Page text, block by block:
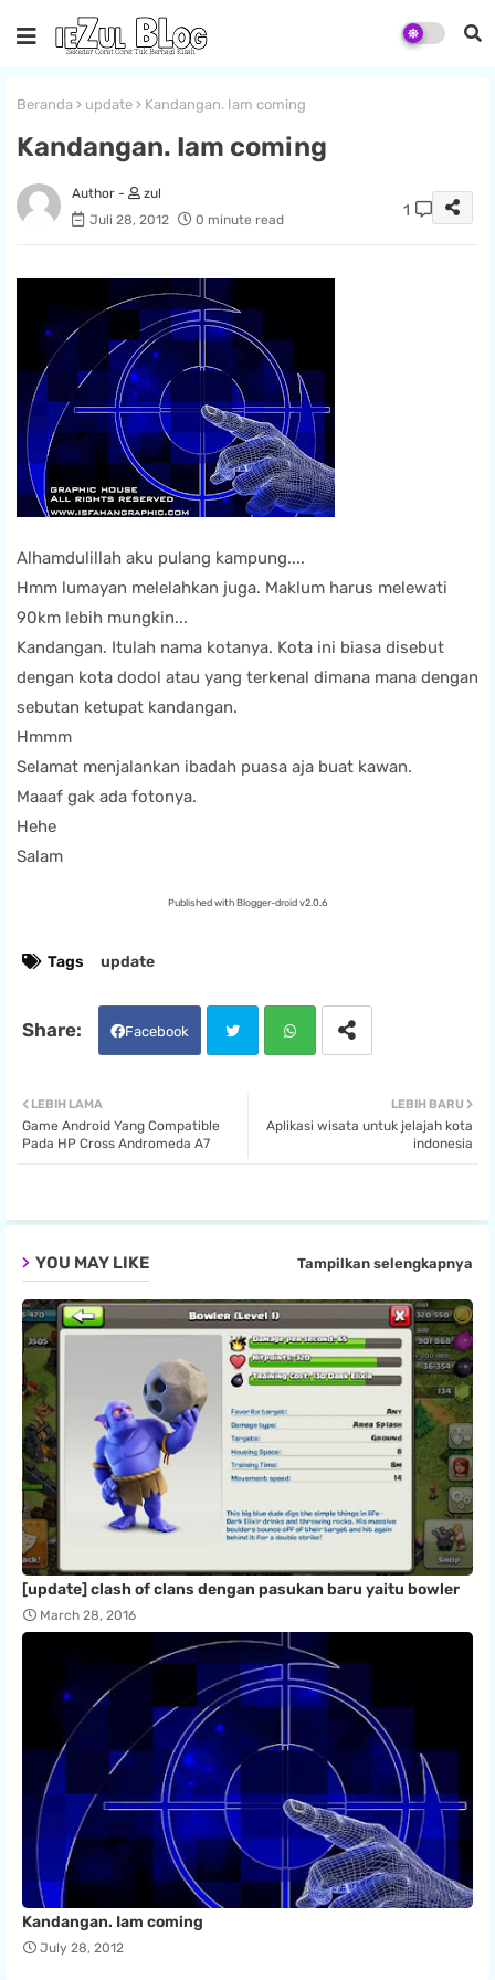
Beranda update Kandangan. Iam coming
Kandangan. Iam coming
zul
Juli 28, 2012
0 minute read
1
Alhamdulillah aku pulang kampung....
Hmm lumayan melelahkan juga. Maklum harus melewati
90km lebih mungkin...
Kandangan. Itulah nama kotanya. Kota ini biasa disebut
dengan kota dodol atau yang terkenal dimana mana dengan
sebutan ketupat kandangan.
Hmmm
Selamat menjalankan ibadah puasa aja buat kawan.
Maaaf gak ada fotonya.
Hehe
Salam
Published with Blogger-droid v2.0.6
Tags update
Facebook
tsa
LEBIH BARU
Aplikasi wisata untuk jelajah kota
indonesia
LEBIH LAMA
Game Android Yang Compatible
Pada HP Cross Andromeda A7
YOU MAY LIKE Tampilkan selengkapnya
[update] clash of clans dengan pasukan baru yaitu bowler
March 28, 2016
Kandangan. Iam coming
July 28, 2012